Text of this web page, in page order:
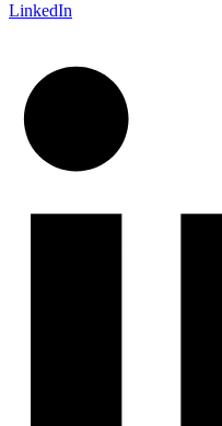
LinkedIn